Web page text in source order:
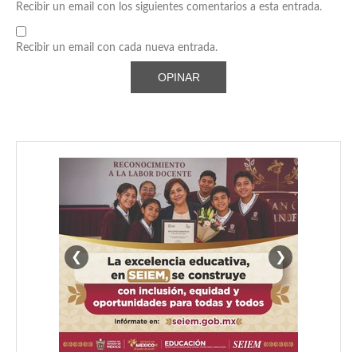
Recibir un email con los siguientes comentarios a esta entrada.
Recibir un email con cada nueva entrada.
❮ ❯